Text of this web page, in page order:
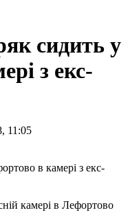
сидить у
з екс-
11:05
камері в Лефортово